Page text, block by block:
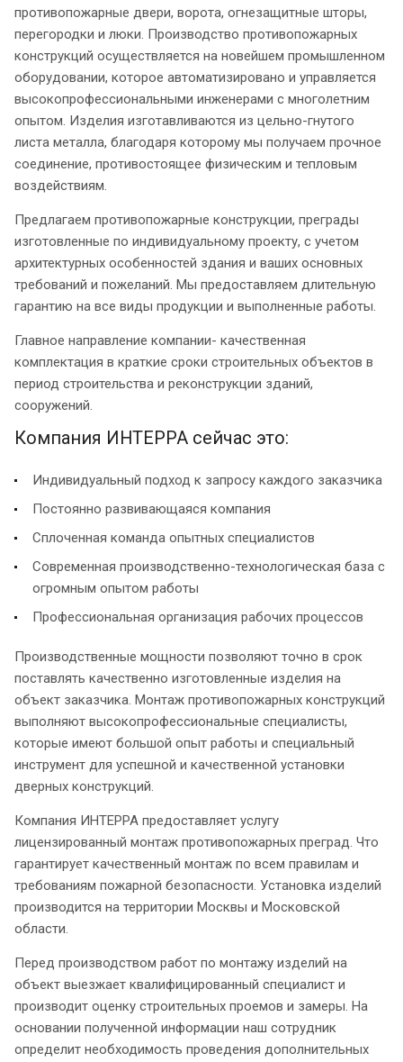
противопожарные двери, ворота, огнезащитные шторы,
перегородки и люки. Производство противопожарных
конструкций осуществляется на новейшем промышленном
оборудовании, которое автоматизировано и управляется
высокопрофессиональными инженерами с многолетним
опытом. Изделия изготавливаются из цельно-гнутого
листа металла, благодаря которому мы получаем прочное
соединение, противостоящее физическим и тепловым
воздействиям.
Предлагаем противопожарные конструкции, преграды
изготовленные по индивидуальному проекту, с учетом
архитектурных особенностей здания и ваших основных
требований и пожеланий. Мы предоставляем длительную
гарантию на все виды продукции и выполненные работы.
Главное направление компании- качественная
комплектация в краткие сроки строительных объектов в
период строительства и реконструкции зданий,
сооружений.
Компания ИНТЕРРА сейчас это:
Индивидуальный подход к запросу каждого заказчика
Постоянно развивающаяся компания
Сплоченная команда опытных специалистов
Современная производственно-технологическая база с
огромным опытом работы
Профессиональная организация рабочих процессов
Производственные мощности позволяют точно в срок
поставлять качественно изготовленные изделия на
объект заказчика. Монтаж противопожарных конструкций
выполняют высокопрофессиональные специалисты,
которые имеют большой опыт работы и специальный
инструмент для успешной и качественной установки
дверных конструкций.
Компания ИНТЕРРА предоставляет услугу
лицензированный монтаж противопожарных преград. Что
гарантирует качественный монтаж по всем правилам и
требованиям пожарной безопасности. Установка изделий
производится на территории Москвы и Московской
области.
Перед производством работ по монтажу изделий на
объект выезжает квалифицированный специалист и
производит оценку строительных проемов и замеры. На
основании полученной информации наш сотрудник
определит необходимость проведения дополнительных